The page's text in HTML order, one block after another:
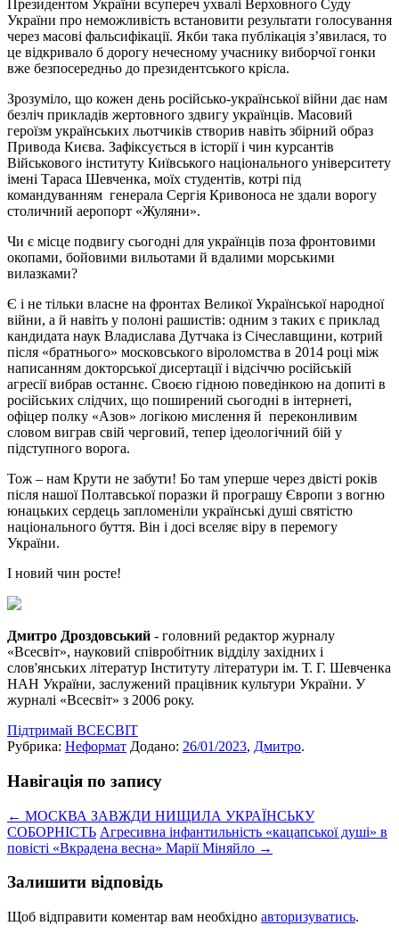
Президентом України всупереч ухвалі Верховного Суду
України про неможливість встановити результати голосування
через масові фальсифікації. Якби така публікація з’явилася, то
це відкривало б дорогу нечесному учаснику виборчої гонки
вже безпосередньо до президентського крісла.
Зрозуміло, що кожен день російсько-української війни дає нам
безліч прикладів жертовного здвигу українців. Масовий
героїзм українських льотчиків створив навіть збірний образ
Привода Києва. Зафіксується в історії і чин курсантів
Військового інституту Київського національного університету
імені Тараса Шевченка, моїх студентів, котрі під
командуванням генерала Сергія Кривоноса не здали ворогу
столичний аеропорт «Жуляни».
Чи є місце подвигу сьогодні для українців поза фронтовими
окопами, бойовими вильотами й вдалими морськими
вилазками?
Є і не тільки власне на фронтах Великої Української народної
війни, а й навіть у полоні рашистів: одним з таких є приклад
кандидата наук Владислава Дутчака із Січеславщини, котрий
після «братнього» московського віроломства в 2014 році між
написанням докторської дисертації і відсіччю російській
агресії вибрав останнє. Своєю гідною поведінкою на допиті в
російських слідчих, що поширений сьогодні в інтернеті,
офіцер полку «Азов» логікою мислення й переконливим
словом виграв свій черговий, тепер ідеологічний бій у
підступного ворога.
Тож – нам Крути не забути! Бо там уперше через двісті років
після нашої Полтавської поразки й програшу Європи з вогню
юнацьких сердець запломеніли українські душі святістю
національного буття. Він і досі вселяє віру в перемогу
України.
І новий чин росте!
Дмитро Дроздовський - головний редактор журналу
«Всесвіт», науковий співробітник відділу західних і
слов'янських літератур Інституту літератури ім. Т. Г. Шевченка
НАН України, заслужений працівник культури України. У
журналі «Всесвіт» з 2006 року.
Підтримай ВСЕСВІТ
Рубрика: Неформат Додано: 26/01/2023, Дмитро.
Навігація по запису
← МОСКВА ЗАВЖДИ НИЩИЛА УКРАЇНСЬКУ
СОБОРНІСТЬ Агресивна інфантильність «кацапської душі» в
повісті «Вкрадена весна» Марії Міняйло →
Залишити відповідь
Щоб відправити коментар вам необхідно авторизуватись.